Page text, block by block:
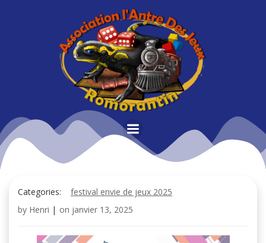
Aller
au
contenu
Categories:
festival envie de jeux 2025
by Henri | on janvier 13, 2025